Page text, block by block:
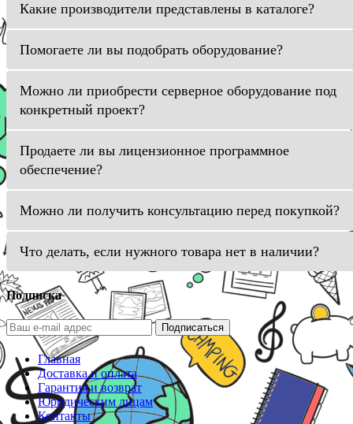
Какие производители представлены в каталоге?
Помогаете ли вы подобрать оборудование?
Можно ли приобрести серверное оборудование под
конкретный проект?
Продаете ли вы лицензионное программное
обеспечение?
Можно ли получить консультацию перед покупкой?
Что делать, если нужного товара нет в наличии?
Подписка
Подписаться
Главная
Доставка и оплата
Гарантия и возврат
Юридическим лицам
Контакты